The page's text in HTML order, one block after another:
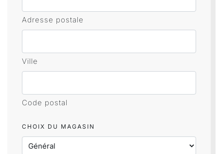
Adresse postale
Ville
Code postal
CHOIX DU MAGASIN